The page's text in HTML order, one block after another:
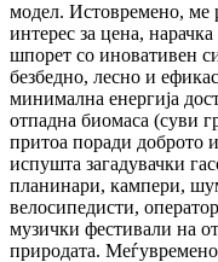
модел. Истовремено, ме
интерес за цена,
шпорет со иновативен
безбедно, лесно и
минимална енергија
отпадна биомаса (суви
притоа поради доброто
испушта загадувачки
планинари, кампери,
велосипедисти,
музички фестивали на
природата.